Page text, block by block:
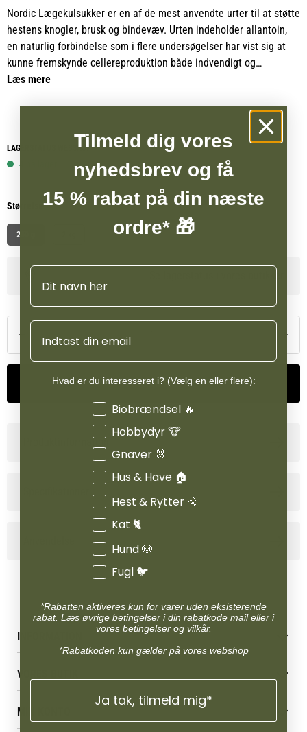
Nordic Lægekulsukker er en af de mest anvendte urter til at støtte
hestens knogler, brusk og bindevæv. Urten indeholder allantoin,
en naturlig forbindelse som i flere undersøgelser har vist sig at
kunne fremskynde cellereproduktion både indvendigt og
udvendigt i kroppen.
Med sit indhold af allantoin bidrager Nordic Lægekulsukker til at
styrke kroppens ophelingsprocesser og understøtte en sund
udvikling af væv, hvilket gør det til et værdifuldt supplement til
heste, der har behov for ekstra støtte til bevægeapparatet og
Læs mere
LAGERSTATUS WEBSHOP
4 på lager
Størrelse
250 g
Tilføj til kurv
Produktinformation
INFORMATION
Reklamations- & fortrydelsesret
Levering & afhentning
Følg din bestilling
Persondatapolitik
VORES BUTIK
Job
MIN KONTO
Tilmeld dig vores
nyhedsbrev og få
15 % rabat på din næste
ordre* 🎁
Navn
Email
Hvad er du interesseret i? (Vælg en eller flere):
Interesser
Biobrændsel 🔥
Hobbydyr 🐮
Gnaver 🐰
Hus & Have 🏠
Hest & Rytter 🐴
Kat 🐈
Hund 🐶
Fugl 🐦
*Rabatten aktiveres kun for varer uden eksisterende
rabat. Læs øvrige betingelser i din rabatkode mail eller i
vores betingelser og vilkår.
*Rabatkoden kun gælder på vores webshop
Ja tak, tilmeld mig*